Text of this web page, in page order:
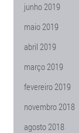
junho 2019
maio 2019
abril 2019
março 2019
fevereiro 2019
novembro 2018
agosto 2018